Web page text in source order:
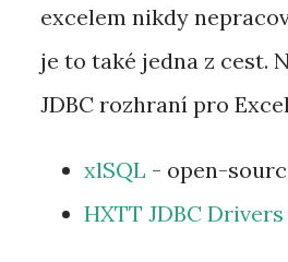
excelem nikdy
je to také jedna z cest.
JDBC rozhraní pro
xlSQL - open-
HXTT JDBC